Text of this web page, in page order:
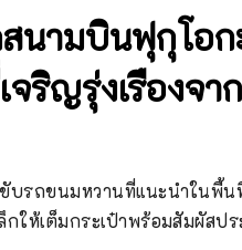
นามบินฟุกุโอ
จริญรุ่งเรืองจ
บรถขนมหวานที่แนะนำในพื้
กให้เต็มกระเป๋าพร้อมสัมผัส